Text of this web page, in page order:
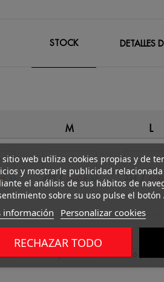
STOCK DETALLES
M L
495 / 0.00 € 334 /
€ 169/0.00 € 296 /
sitio web utiliza cookies propias y de
y mostrarle publicidad
el análisis de sus hábitos de
sobre su uso pulse el botón
información Personalizar cookies
RECHAZAR TODO